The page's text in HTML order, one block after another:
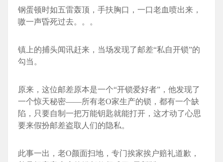
钢蛋顿时如五雷轰顶，手扶胸口，一口老血喷出来，
嗷一声昏死过去。。。
镇上的捕头闻讯赶来，当场发现了邮差“私自开锁”的
勾当。
原来，这位邮差原本是一个“开锁爱好者”，他发现了
一个惊天秘密——所有老O家生产的锁，都有一个缺
陷，只要自制一把万能钥匙就能打开，这才动了心思
要来假扮邮差盗取人们的隐私。
此事一出，老O颜面扫地，专门挨家挨户赔礼道歉，